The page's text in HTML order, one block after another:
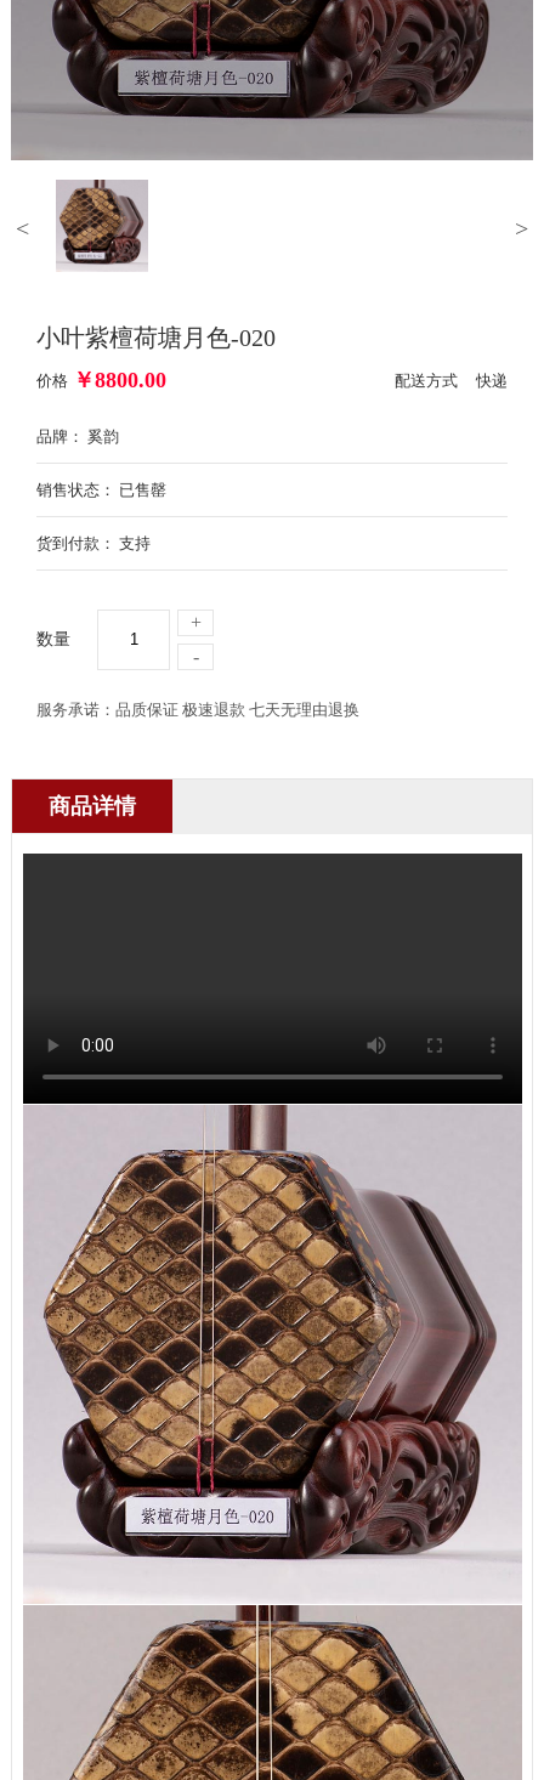
< >
小叶紫檀荷塘月色-020
价格 ￥8800.00 配送方式 快递
品牌： 奚韵
销售状态： 已售罄
货到付款： 支持
数量
-
+
服务承诺：品质保证 极速退款 七天无理由退换
商品详情